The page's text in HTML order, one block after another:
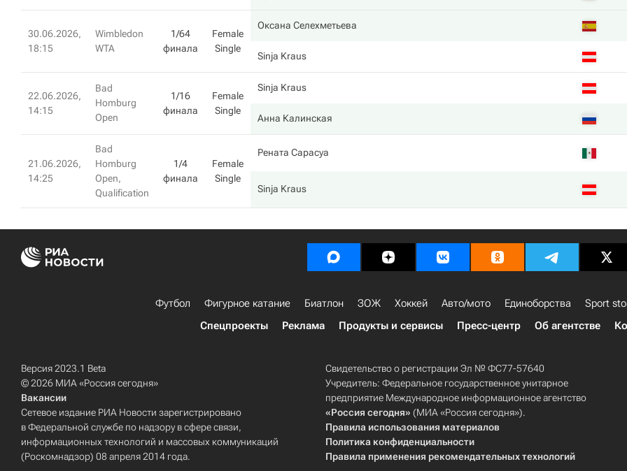
30.06.2026,
18:15
Wimbledon
WTA
1/64
финала
Female
Single
Оксана Селехметьева
Sinja Kraus
22.06.2026,
14:15
Bad
Homburg
Open
1/16
финала
Female
Single
Sinja Kraus
Анна Калинская
21.06.2026,
14:25
Bad
Homburg
Open,
Qualification
1/4
финала
Female
Single
Рената Сарасуа
Sinja Kraus
Футбол Фигурное катание Биатлон ЗОЖ Хоккей Авто/мото Единоборства Sport
Спецпроекты
Реклама Продукты и сервисы Пресс-центр Об агентстве
Версия 2023.1 Beta
© 2026 МИА «Россия сегодня»
Вакансии
Сетевое издание РИА Новости зарегистрировано
в Федеральной службе по надзору в сфере связи,
информационных технологий и массовых коммуникаций
(Роскомнадзор) 08 апреля 2014 года.
Свидетельство о регистрации Эл № ФС77-57640
Учредитель: Федеральное государственное унитарное
предприятие Международное информационное агентство
«Россия сегодня» (МИА «Россия сегодня»).
Правила использования материалов
Политика конфиденциальности
Правила применения рекомендательных технологий